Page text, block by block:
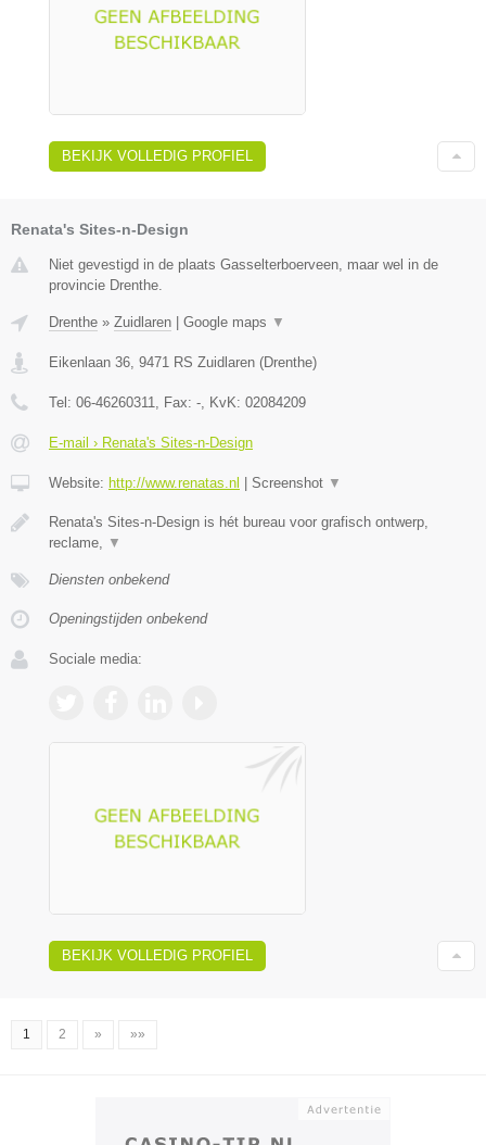
BEKIJK VOLLEDIG PROFIEL
Renata's Sites-n-Design
Niet gevestigd in de plaats Gasselterboerveen, maar wel in de
provincie Drenthe.
Drenthe » Zuidlaren Google maps ▼
Eikenlaan 36, 9471 RS Zuidlaren (Drenthe)
Tel: 06-46260311, Fax: -, KvK: 02084209
E-mail › Renata's Sites-n-Design
Website: http://www.renatas.nl Screenshot ▼
Renata's Sites-n-Design is hét bureau voor grafisch ontwerp,
reclame, ▼
Diensten onbekend
Openingstijden onbekend
Sociale media:
BEKIJK VOLLEDIG PROFIEL
1 2 » »»